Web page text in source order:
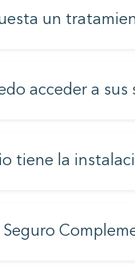
un
acceder a sus
tiene la
Seguro